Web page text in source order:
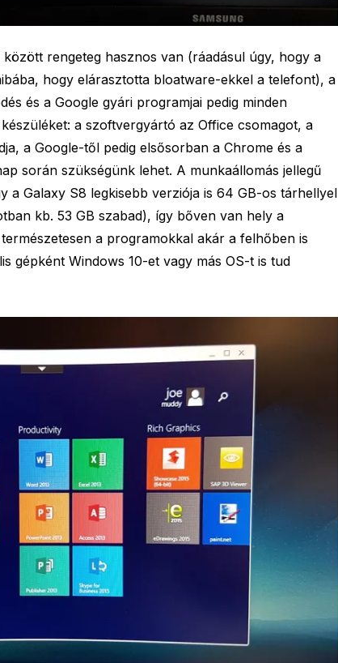
rengeteg hasznos van (ráadásul úgy, hogy a
hogy elárasztotta bloatware-ekkel a telefont), a
és a Google gyári programjai pedig minden
a szoftvergyártó az Office csomagot, a
a Google-től pedig elsősorban a Chrome és a
során szükségünk lehet. A munkaállomás jellegű
a Galaxy S8 legkisebb verziója is 64 GB-os tárhellyel
kb. 53 GB szabad), így bőven van hely a
a programokkal akár a felhőben is
gépként Windows 10-et vagy más OS-t is tud